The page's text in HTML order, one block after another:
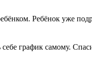
Ребёнок уже
себе график самому.